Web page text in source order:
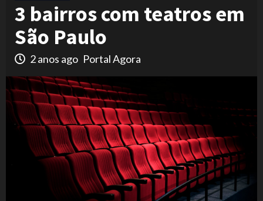
3 bairros com teatros em
São Paulo
2 anos ago Portal Agora